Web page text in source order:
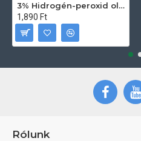
3% Hidrogén-peroxid oldat (sebfertőtlenítő) 100ml
1,890 Ft
Rólunk